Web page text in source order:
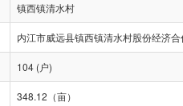
镇西镇清水村
内江市威远县镇西镇清水村股份经济
104 (户)
348.12（亩）